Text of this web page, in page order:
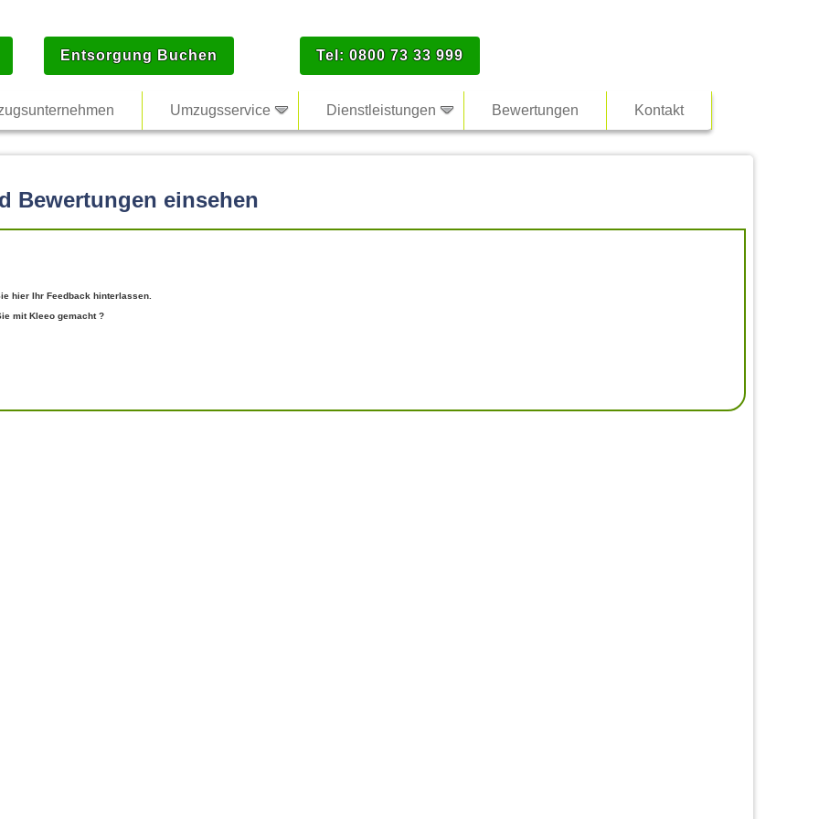
Entsorgung Buchen Tel: 0800 73 33 999
Umzugsservice Dienstleistungen Bewertungen Kontakt
Bewertungen einsehen
hier Ihr Feedback hinterlassen.
mit Kleeo gemacht ?